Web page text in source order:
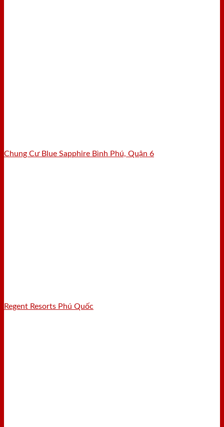
Chung Cư Blue Sapphire Bình Phú, Quận 6
Regent Resorts Phú Quốc